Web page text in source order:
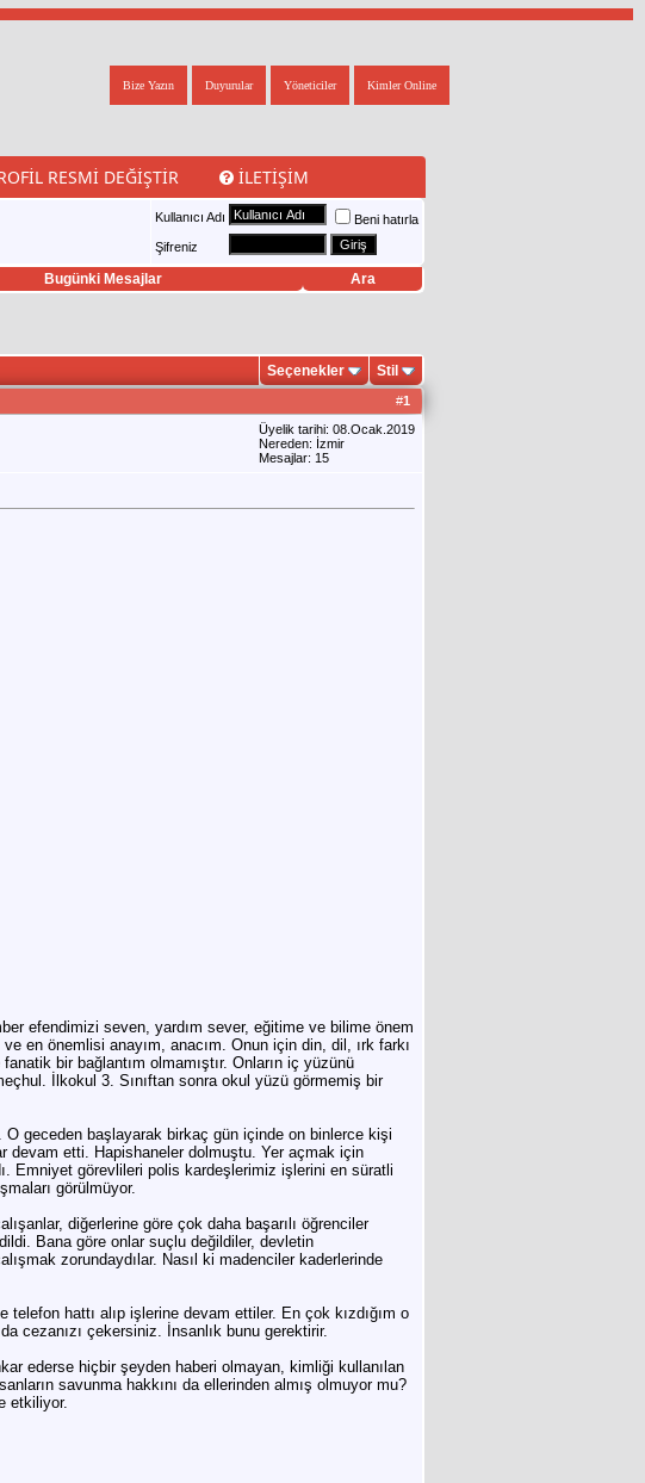
Kimler Online
Yöneticiler
Duyurular
Bize Yazın
RESMI DEĞIŞTIR İLETIŞIM
Kullanıcı Adı
Beni hatırla
Şifreniz
Bugünki Mesajlar Ara
Seçenekler Stil
#1
Üyelik tarihi: 08.Ocak.2019
Nereden: İzmir
Mesajlar: 15
efendimizi seven, yardım sever, eğitime ve bilime önem
en önemlisi anayım, anacım. Onun için din, dil, ırk farkı
bir bağlantım olmamıştır. Onların iç yüzünü
İlkokul 3. Sınıftan sonra okul yüzü görmemiş bir
geceden başlayarak birkaç gün içinde on binlerce kişi
devam etti. Hapishaneler dolmuştu. Yer açmak için
Emniyet görevlileri polis kardeşlerimiz işlerini en süratli
görülmüyor.
diğerlerine göre çok daha başarılı öğrenciler
Bana göre onlar suçlu değildiler, devletin
zorundaydılar. Nasıl ki madenciler kaderlerinde
hattı alıp işlerine devam ettiler. En çok kızdığım o
cezanızı çekersiniz. İnsanlık bunu gerektirir.
ederse hiçbir şeyden haberi olmayan, kimliği kullanılan
savunma hakkını da ellerinden almış olmuyor mu?
etkiliyor.